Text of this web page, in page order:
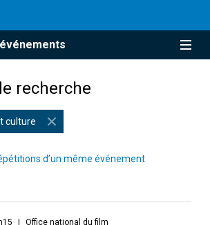
recherche
culture
d’un même événement
Office national du film